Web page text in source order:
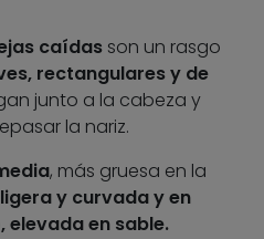
caídas son un rasgo
rectangulares y de
junto a la cabeza y
la nariz.
, más gruesa en la
y curvada y en
elevada en sable.